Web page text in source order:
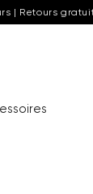
| Retours